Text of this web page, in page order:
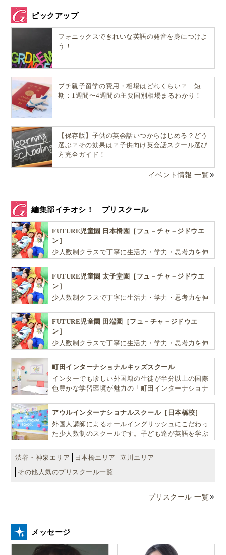
※上記はすべて日本語HPありの上海の病院リストです。
長期上海滞在になれば利用する可能性が高
い…日本語対応OKの歯医者さん！
子供が大きくなるにつれ、気になってくるのが歯の心
配。ホームドクターとしても確保しておきたいですよ
ね。
こちらも日本人あるいは日本語が話せる先生に対応い
ただけます。
アイ・スマイル歯科
［永顔口腔］
その他、上記病院の紹介で挙げた
JGH（上海グリーンクリニックデンタル）
東和クリニック
上海平和クリニック
GHC(グローバルヘルスケアクリニック)
にも歯科がありますよ。
タクシーで上海の病院に行く際はレシートを
貰うことを忘れずに！
ほとんどの方が病院利用をされる際は海外旅行傷害保
ここ上海では交通手段としてタクシーを利用すること
も多いです。
病院への交通費も海外旅行傷害保険の保
ピックアップ
フォニックスできれいな英語の発音を身につけよ
う！
プチ親子留学の費用・相場はどれくらい？ 短
期：1週間〜4週間の主要国別相場まるわかり！
【保存版】子供の英会話いつからはじめる？どう
選ぶ？その効果は？子供向け英会話スクール選び
方完全ガイド！
イベント情報 一覧
編集部イチオシ！ プリスクール
FUTURE児童園 日本橋園［フュ－チャ－ジドウエ
ン］
少人数制クラスで丁寧に生活力・学力・思考力を伸
FUTURE児童園 太子堂園［フュ－チャ－ジドウエ
ン］
少人数制クラスで丁寧に生活力・学力・思考力を伸
FUTURE児童園 田端園［フュ－チャ－ジドウエ
ン］
少人数制クラスで丁寧に生活力・学力・思考力を伸
町田インターナショナルキッズスクール
インターでも珍しい外国籍の生徒が半分以上の国際
色豊かな学習環境が魅力の「町田インターナショナ
アウルインターナショナルスクール［日本橋校］
外国人講師によるオールイングリッシュにこだわっ
た少人数制のスクールです。子ども達が英語を学ぶ
渋谷・神泉エリア
日本橋エリア
立川エリア
その他人気のプリスクール一覧
プリスクール 一覧
メッセージ